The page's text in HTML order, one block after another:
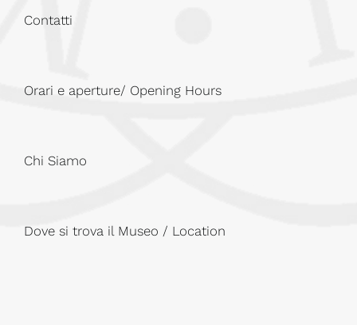
Contatti
Orari e aperture/ Opening Hours
Chi Siamo
Dove si trova il Museo / Location